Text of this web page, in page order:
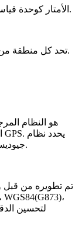
يستخدم UTM الأمتار كوحدة قياس، مع إحداثيات الشرق والشمال.
تحد كل منطقة من التشويه إلى أقل من 0.1٪ داخل حدود المنطقة.
إحداثيات متمركزًا وثابتًا على الأرض و datum جيوديسي.